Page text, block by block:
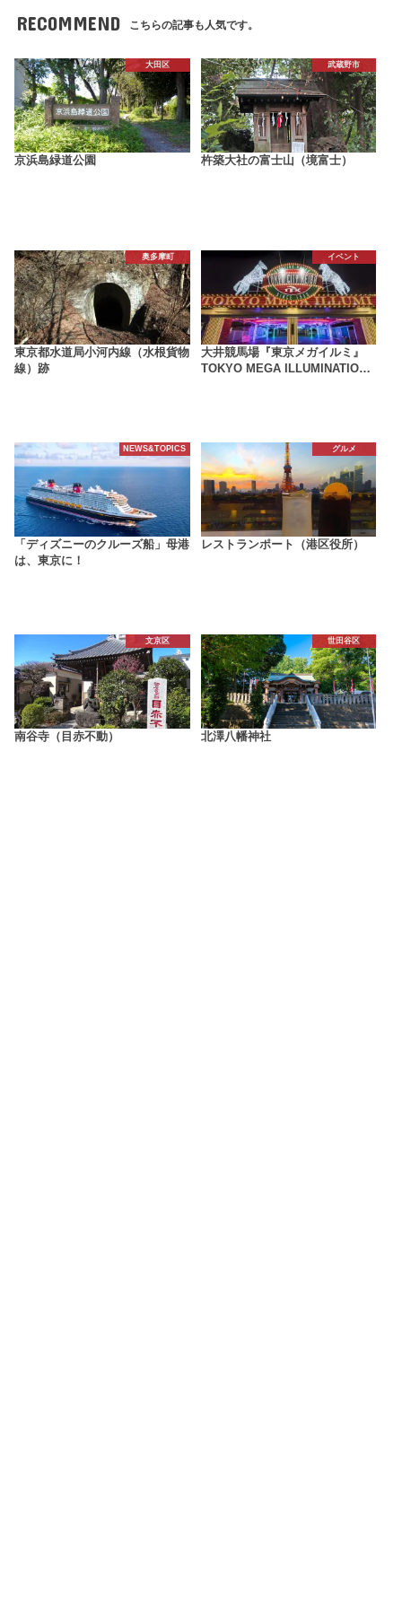
RECOMMEND こちらの記事も人気です。
大田区
京浜島緑道公園
武蔵野市
杵築大社の富士山（境富士）
奥多摩町
東京都水道局小河内線（水根貨物
線）跡
イベント
大井競馬場『東京メガイルミ』
TOKYO MEGA ILLUMINATIO…
NEWS&TOPICS
「ディズニーのクルーズ船」母港
は、東京に！
グルメ
レストランポート（港区役所）
文京区
南谷寺（目赤不動）
世田谷区
北澤八幡神社